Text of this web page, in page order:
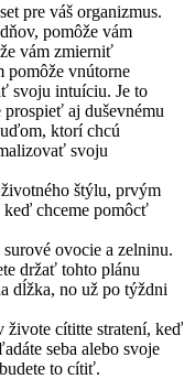
pre váš organizmus.
pomôže vám
vám zmierniť
pomôže vnútorne
svoju intuíciu. Je to
prospieť aj duševnému
ktorí chcú
svoju
štýlu, prvým
chceme pomôcť
ovocie a zelninu.
držať tohto plánu
dĺžka, no už po týždni
živote cítitte stratení, keď
seba alebo svoje
to cítiť.